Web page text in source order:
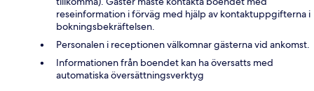
reseinformation i förväg med hjälp av kontaktuppgifterna i
bokningsbekräftelsen.
Personalen i receptionen välkomnar gästerna vid ankomst.
Informationen från boendet kan ha översatts med
automatiska översättningsverktyg